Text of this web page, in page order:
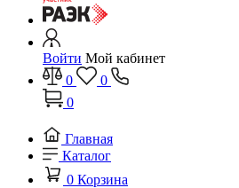
Войти Мой кабинет
0
0
0
Главная
Каталог
0 Корзина